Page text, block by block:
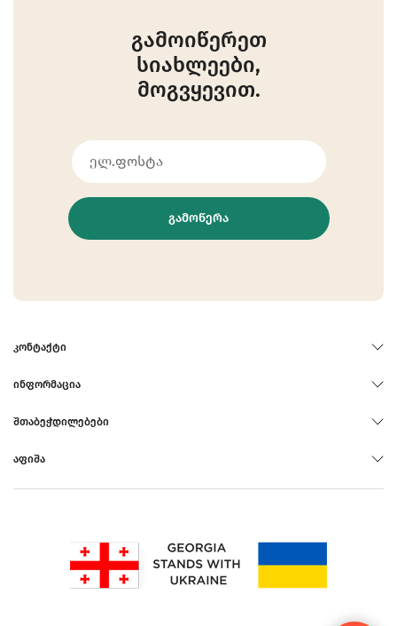
გამოიწერეთ
სიახლეები,
მოგვყევით.
ᲒᲐᲛᲝᲬᲔᲠᲐ
ᲙᲝᲜᲢᲐᲥᲢᲘ
ᲘᲜᲤᲝᲠᲛᲐᲪᲘᲐ
ᲨᲗᲐᲑᲔᲭᲓᲘᲚᲔᲑᲔᲑᲘ
ᲐᲤᲘᲨᲐ